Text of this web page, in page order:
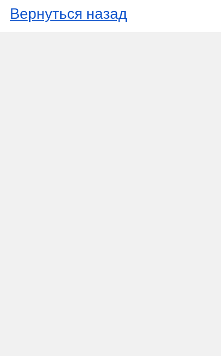
Вернуться назад